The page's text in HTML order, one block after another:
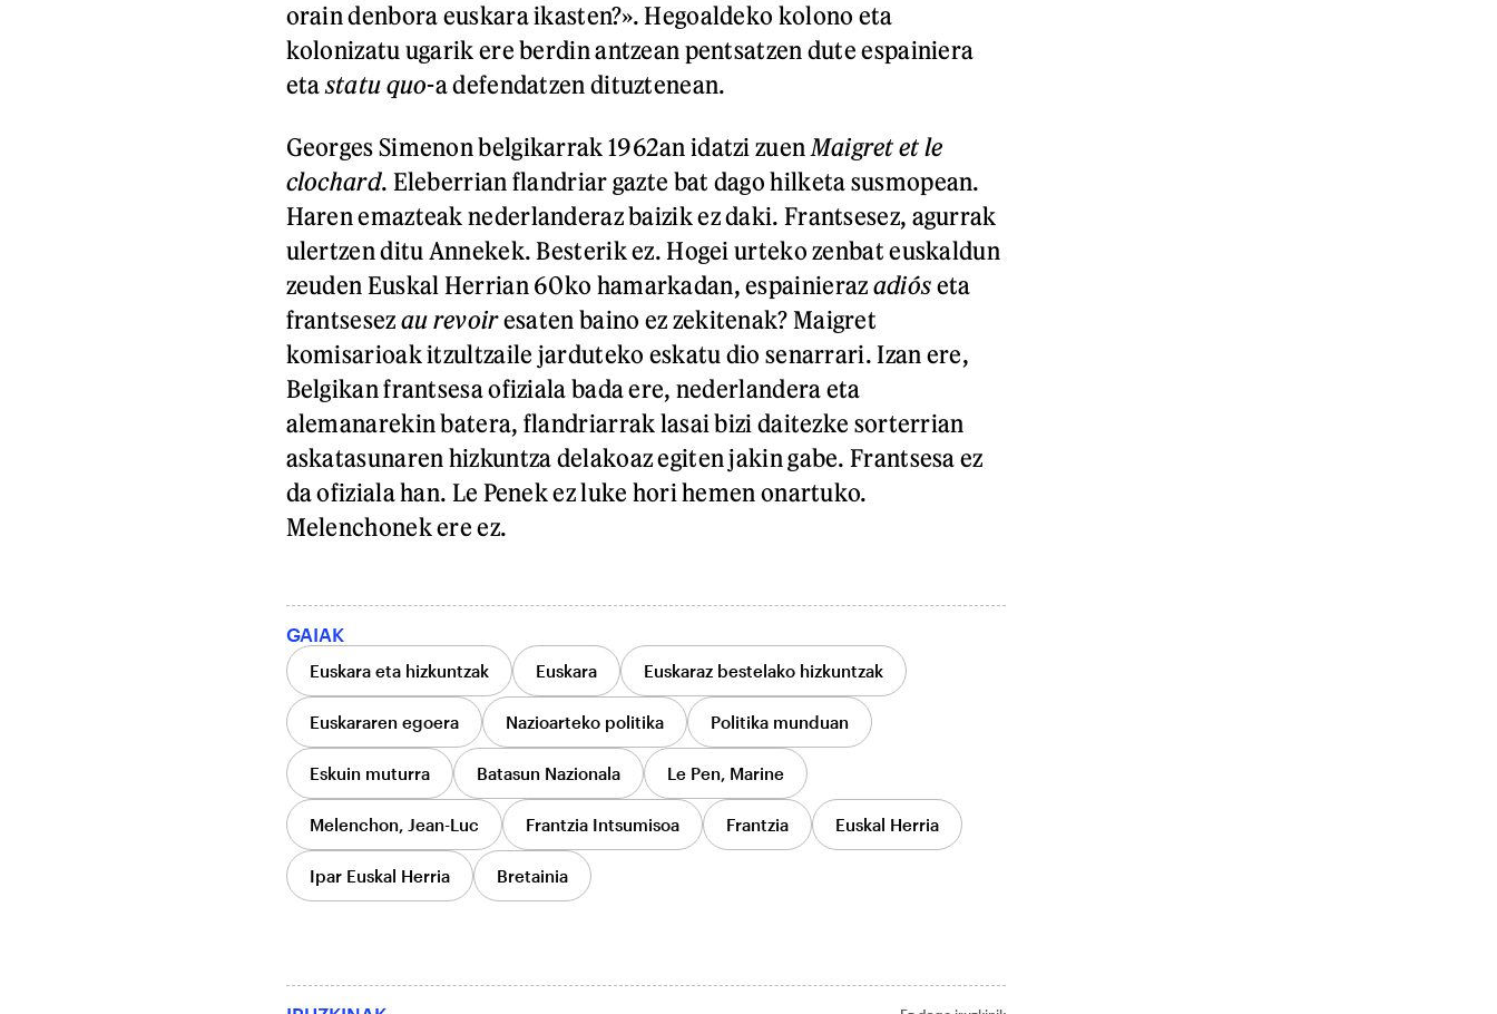
orain denbora euskara ikasten?». Hegoaldeko kolono eta
kolonizatu ugarik ere berdin antzean pentsatzen dute espainiera
eta statu quo-a defendatzen dituztenean.
Georges Simenon belgikarrak 1962an idatzi zuen Maigret et le
clochard. Eleberrian flandriar gazte bat dago hilketa susmopean.
Haren emazteak nederlanderaz baizik ez daki. Frantsesez, agurrak
ulertzen ditu Annekek. Besterik ez. Hogei urteko zenbat euskaldun
zeuden Euskal Herrian 60ko hamarkadan, espainieraz adiós eta
frantsesez au revoiresaten baino ez zekitenak? Maigret
komisarioak itzultzaile jarduteko eskatu dio senarrari. Izan ere,
Belgikan frantsesa ofiziala bada ere, nederlandera eta
alemanarekin batera, flandriarrak lasai bizi daitezke sorterrian
askatasunaren hizkuntza delakoaz egiten jakin gabe. Frantsesa ez
da ofiziala han. Le Penek ez luke hori hemen onartuko.
Melenchonek ere ez.
GAIAK
Euskara eta hizkuntzak Euskara Euskaraz bestelako hizkuntzak
Euskararen egoera Nazioarteko politika Politika munduan
Eskuin muturra Batasun Nazionala Le Pen, Marine
Melenchon, Jean-Luc Frantzia Intsumisoa Frantzia Euskal Herria
Ipar Euskal Herria Bretainia